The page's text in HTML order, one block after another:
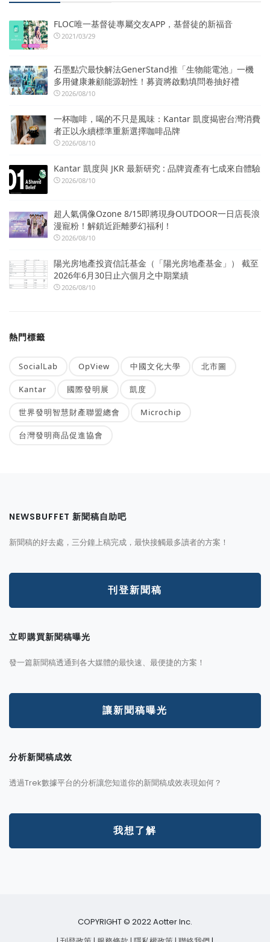
FLOC唯一基督徒專屬交友APP，基督徒的新福音
2021/03/29
石墨點穴最快解法GenerStand推「生物能電池」一機
多用健康兼顧能源韌性！募資將啟動填問卷抽好禮
2026/08/10
一杯咖啡，喝的不只是風味：Kantar 凱度揭密台灣消費
者正以永續標準重新選擇咖啡品牌
2026/08/10
Kantar 凱度與 JKR 最新研究 : 品牌資產有七成來自體驗
2026/08/10
超人氣偶像Ozone 8/15即將現身OUTDOOR一日店長浪
漫寵粉！解鎖近距離夢幻福利！
2026/08/10
陽光房地產投資信託基金（「陽光房地產基金」） 截至
2026年6月30日止六個月之中期業績
2026/08/10
熱門標籤
SocialLab OpView 中國文化大學 北市圖
Kantar 國際發明展 凱度
世界發明智慧財產聯盟總會 Microchip
台灣發明商品促進協會
NEWSBUFFET 新聞稿自助吧
新聞稿的好去處，三分鐘上稿完成，最快接觸最多讀者的方案！
刊登新聞稿
立即購買新聞稿曝光
發一篇新聞稿透通到各大媒體的最快速、最便捷的方案！
讓新聞稿曝光
分析新聞稿成效
透過Trek數據平台的分析讓您知道你的新聞稿成效表現如何？
我想了解
COPYRIGHT © 2022 Aotter Inc.